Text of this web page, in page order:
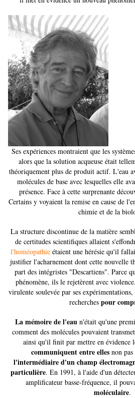
Ses expériences montraient que les
alors que la solution acqueuse était
théoriquement plus de produit actif. L'eau
molécules de base avec lesquelles elle
présence. Face à cette surprenante
Certains y voyaient la remise en cause de
chimie et de la
La structure discontinue de la matière
de certitudes scientifiques allaient
l'homéopathie étaient une hérésie qu'il
justifier l'acharnement dont cette nouvelle
part des intégristes "Descartiens". Parce
phénomène, ils le rejetèrent avec
virulente soulevée par ses
recherches pour
La mémoire de l'eau n'était qu'une
comment des molécules pouvaient
ainsi qu'il finit par mettre en évidence
communiquent entre elles non
l'intermédiaire d'un champ
particulière. En 1991, à l'aide d'un
amplificateur basse-fréquence, il
moléculaire.